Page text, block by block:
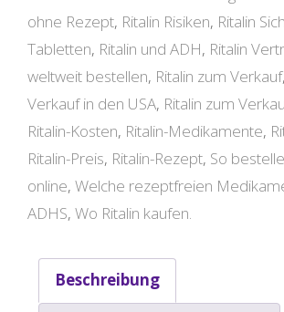
ohne Rezept, Ritalin Risiken, Ritalin
Tabletten, Ritalin und ADH, Ritalin
weltweit bestellen, Ritalin zum Verkauf,
Verkauf in den USA, Ritalin zum
Ritalin-Kosten, Ritalin-Medikamente,
Ritalin-Preis, Ritalin-Rezept, So
online, Welche rezeptfreien
ADHS, Wo Ritalin kaufen.
Beschreibung